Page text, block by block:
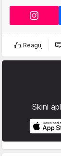
Reaguj
Skini